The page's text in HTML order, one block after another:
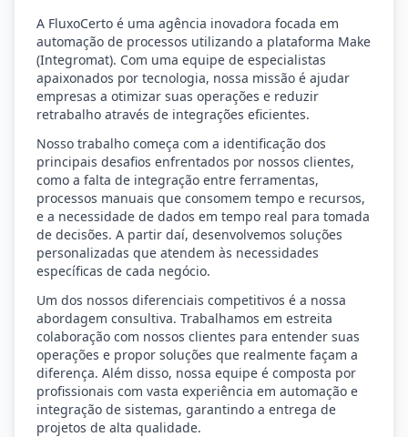
A FluxoCerto é uma agência inovadora focada em
automação de processos utilizando a plataforma Make
(Integromat). Com uma equipe de especialistas
apaixonados por tecnologia, nossa missão é ajudar
empresas a otimizar suas operações e reduzir
retrabalho através de integrações eficientes.
Nosso trabalho começa com a identificação dos
principais desafios enfrentados por nossos clientes,
como a falta de integração entre ferramentas,
processos manuais que consomem tempo e recursos,
e a necessidade de dados em tempo real para tomada
de decisões. A partir daí, desenvolvemos soluções
personalizadas que atendem às necessidades
específicas de cada negócio.
Um dos nossos diferenciais competitivos é a nossa
abordagem consultiva. Trabalhamos em estreita
colaboração com nossos clientes para entender suas
operações e propor soluções que realmente façam a
diferença. Além disso, nossa equipe é composta por
profissionais com vasta experiência em automação e
integração de sistemas, garantindo a entrega de
projetos de alta qualidade.